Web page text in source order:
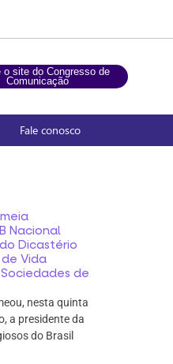
o site do Congresso de
Comunicação
Fale conosco
Nacional
Dicastério
Vida
de
nesta quinta
a presidente da
do Brasil